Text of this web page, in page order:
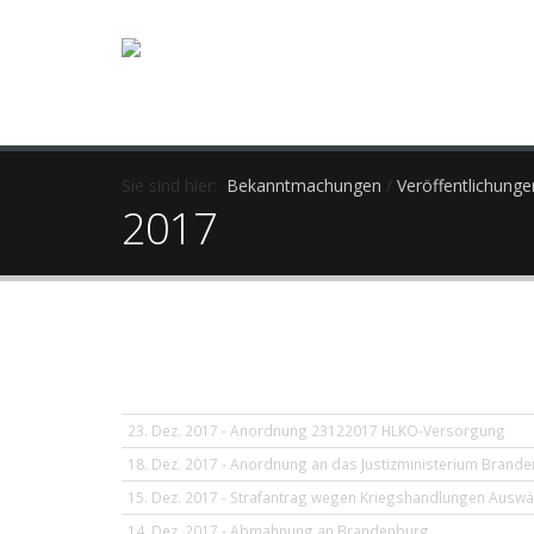
Sie sind hier: Bekanntmachungen /
2017
23. Dez. 2017 - Anordnung 23122017 HLKO-Versorgung
18. Dez. 2017 - Anordnung an das Justizministerium
15. Dez. 2017 - Strafantrag wegen Kriegshandlungen